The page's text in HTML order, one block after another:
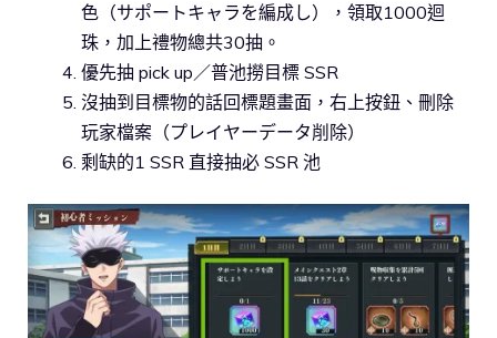
色（サポートキャラを編成し），領取1000迴
珠，加上禮物總共30抽。
優先抽 pick up／普池撈目標 SSR
沒抽到目標物的話回標題畫面，右上按鈕、刪除
玩家檔案（プレイヤーデータ削除）
剩缺的1 SSR 直接抽必 SSR 池